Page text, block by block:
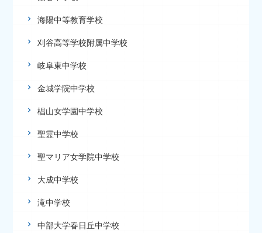
海陽中等教育学校
刈谷高等学校附属中学校
岐阜東中学校
金城学院中学校
椙山女学園中学校
聖霊中学校
聖マリア女学院中学校
大成中学校
滝中学校
中部大学春日丘中学校